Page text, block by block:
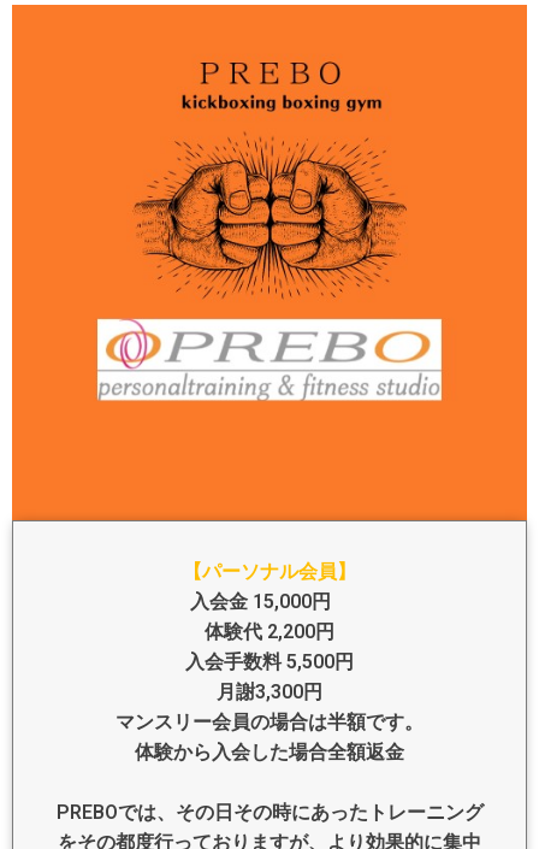
【パーソナル会員】
入会金 15,000円
体験代 2,200円
入会手数料 5,500円
月謝3,300円
マンスリー会員の場合は半額です。
体験から入会した場合全額返金
PREBOでは、その日その時にあったトレーニング
をその都度行っておりますが、より効果的に集中